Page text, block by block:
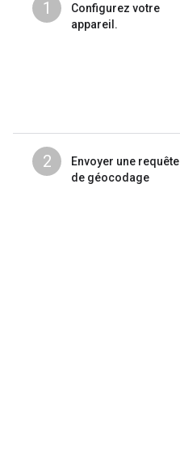
1
Configurez votre
appareil.
2
Envoyer une requête
de géocodage